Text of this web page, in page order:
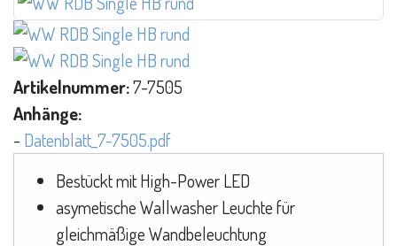
Artikelnummer:7-7505
Anhänge:
- Datenblatt_7-7505.pdf
Bestückt mit High-Power LED
asymetische Wallwasher Leuchte für
gleichmäßige Wandbeleuchtung